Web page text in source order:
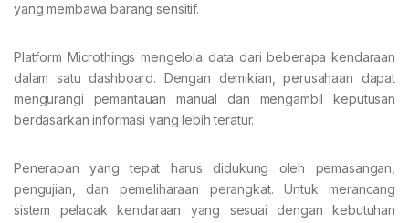
yang membawa barang sensitif.
Platform Microthings mengelola data dari beberapa kendaraan
dalam satu dashboard. Dengan demikian, perusahaan dapat
mengurangi pemantauan manual dan mengambil keputusan
berdasarkan informasi yang lebih teratur.
Penerapan yang tepat harus didukung oleh pemasangan,
pengujian, dan pemeliharaan perangkat. Untuk merancang
sistem pelacak kendaraan yang sesuai dengan kebutuhan